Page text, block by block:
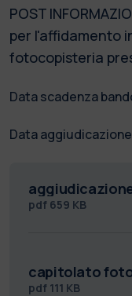
POST
per l'affidamento
fotocopisteria
Data scadenza
Data
pdf 659 KB
capitolato
pdf 111 KB